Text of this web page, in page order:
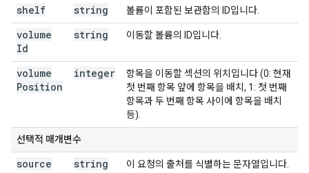
shelf string 볼륨이 포함된 보관함의 ID입니다.
volume
Id
string 이동할 볼륨의 ID입니다.
volume
Position
integer
항목을 이동할 섹션의 위치입니다 (0: 현재
첫 번째 항목 앞에 항목을 배치, 1: 첫 번째
항목과 두 번째 항목 사이에 항목을 배치
등).
선택적 매개변수
source string 이 요청의 출처를 식별하는 문자열입니다.